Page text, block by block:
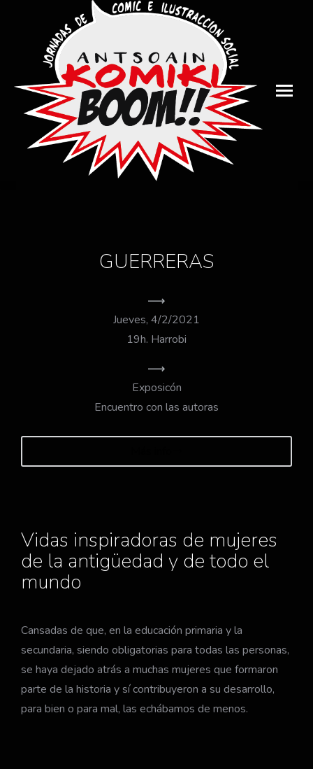
GUERRERAS
Jueves, 4/2/2021
19h. Harrobi
Exposicón
Encuentro con las autoras
Vidas inspiradoras de mujeres
de la antigüedad y de todo el
mundo
Cansadas de que, en la educación primaria y la
secundaria, siendo obligatorias para todas las personas,
se haya dejado atrás a muchas mujeres que formaron
parte de la historia y sí contribuyeron a su desarrollo,
para bien o para mal, las echábamos de menos.